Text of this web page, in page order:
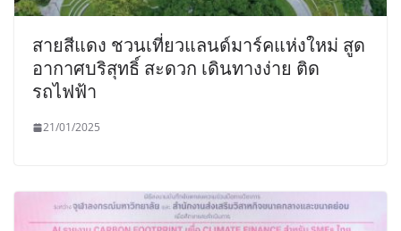
สายสีแดง ชวนเที่ยวแลนด์มาร์คแห่งใหม่ สูด
อากาศบริสุทธิ์ สะดวก เดินทางง่าย ติด
รถไฟฟ้า
21/01/2025